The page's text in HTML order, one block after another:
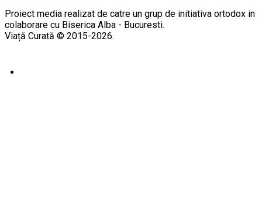
Proiect media realizat de catre un grup de initiativa ortodox in
colaborare cu Biserica Alba - Bucuresti.
Viață Curată © 2015-2026.